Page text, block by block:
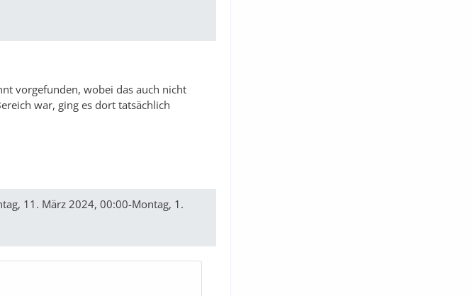
vorgefunden, wobei das auch nicht
war, ging es dort tatsächlich
11. März 2024, 00:00-Montag, 1.